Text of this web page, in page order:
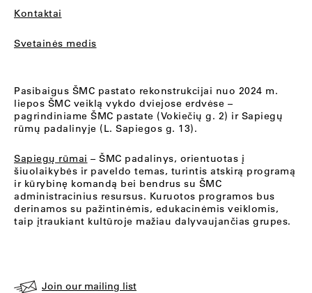
Kontaktai
Svetainės medis
Pasibaigus ŠMC pastato rekonstrukcijai nuo 2024 m.
liepos ŠMC veiklą vykdo dviejose erdvėse –
pagrindiniame ŠMC pastate (Vokiečių g. 2) ir Sapiegų
rūmų padalinyje (L. Sapiegos g. 13).
Sapiegų rūmai – ŠMC padalinys, orientuotas į
šiuolaikybės ir paveldo temas, turintis atskirą programą
ir kūrybinę komandą bei bendrus su ŠMC
administracinius resursus. Kuruotos programos bus
derinamos su pažintinėmis, edukacinėmis veiklomis,
taip įtraukiant kultūroje mažiau dalyvaujančias grupes.
Join our mailing list